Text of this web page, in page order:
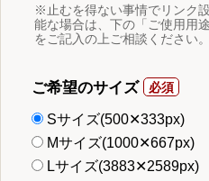
※止むを得ない事情でリンク
能な場合は、下の「ご使用用
をご記入の上ご相談ください。
ご希望のサイズ
Sサイズ(500✕333px)
Mサイズ(1000✕667px)
Lサイズ(3883✕2589px)